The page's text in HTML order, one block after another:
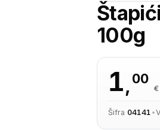
100g
1,00
Šifra 04141 •